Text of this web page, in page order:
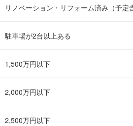
リノベーション・リフォーム済み（予定
駐車場が2台以上ある
1,500万円以下
2,000万円以下
2,500万円以下